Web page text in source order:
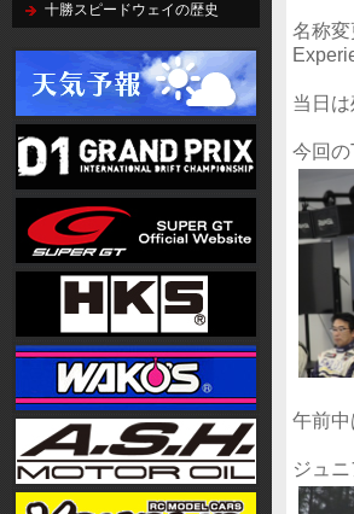
十勝スピードウェイの歴史
名称
当日
今回
午前
ジュ